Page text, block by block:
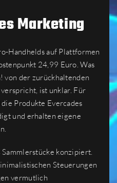
Marketing
Handhelds auf Plattformen
24,99 Euro. Was
von der zurückhaltenden
ist unklar. Für
Produkte Evercades
und erhalten eigene
konzipiert.
Steuerungen
vermutlich